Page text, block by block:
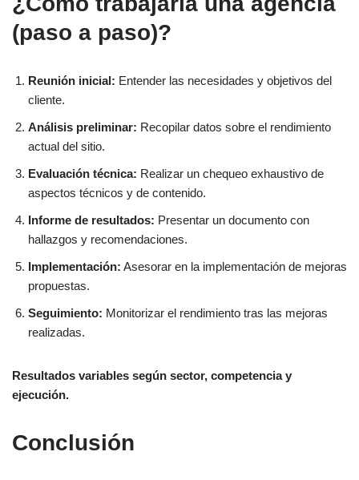
(paso a paso)?
Reunión inicial: Entender las necesidades y objetivos del
cliente.
Análisis preliminar: Recopilar datos sobre el rendimiento
actual del sitio.
Evaluación técnica: Realizar un chequeo exhaustivo de
aspectos técnicos y de contenido.
Informe de resultados: Presentar un documento con
hallazgos y recomendaciones.
Implementación: Asesorar en la implementación de mejoras
propuestas.
Seguimiento: Monitorizar el rendimiento tras las mejoras
realizadas.
Resultados variables según sector, competencia y
ejecución.
Conclusión